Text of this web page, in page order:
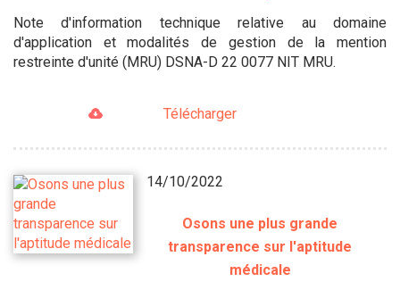
Note d'information technique relative au domaine
d'application et modalités de gestion de la mention
restreinte d'unité (MRU) DSNA-D 22 0077 NIT MRU.
Télécharger
14/10/2022
Osons une plus grande
transparence sur l'aptitude
médicale